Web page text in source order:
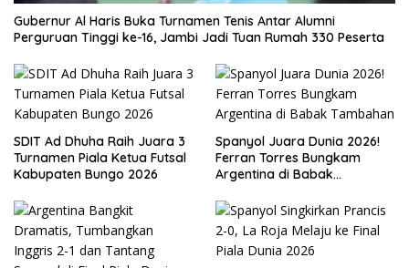
Gubernur Al Haris Buka Turnamen Tenis Antar Alumni
Perguruan Tinggi ke-16, Jambi Jadi Tuan Rumah 330 Peserta
SDIT Ad Dhuha Raih Juara 3
Turnamen Piala Ketua Futsal
Kabupaten Bungo 2026
Spanyol Juara Dunia 2026!
Ferran Torres Bungkam
Argentina di Babak